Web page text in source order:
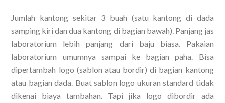
Jumlah kantong sekitar 3 buah (satu kantong di dada
samping kiri dan dua kantong di bagian bawah). Panjang jas
laboratorium lebih panjang dari baju biasa. Pakaian
laboratorium umumnya sampai ke bagian paha. Bisa
dipertambah logo (sablon atau bordir) di bagian kantong
atau bagian dada. Buat sablon logo ukuran standard tidak
dikenai biaya tambahan. Tapi jika logo dibordir ada